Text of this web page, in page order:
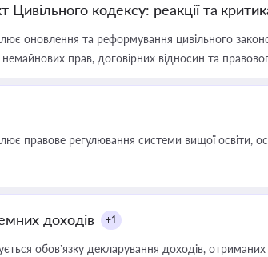
Цивільного кодексу: реакції та
оновлення та реформування цивільного
прав, договірних відносин та
правове регулювання системи вищої освіти,
доходів +1
обов’язку декларування доходів,